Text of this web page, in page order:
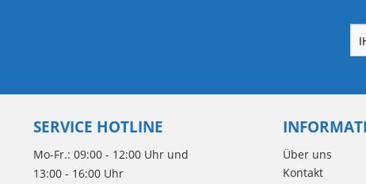
SERVICE HOTLINE
Mo-Fr.: 09:00 - 12:00 Uhr und
13:00 - 16:00 Uhr
Über uns
Kontakt